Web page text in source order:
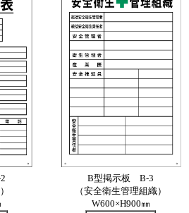
B型掲示板 B-3
（安全衛生管理組織）
W600×H900㎜